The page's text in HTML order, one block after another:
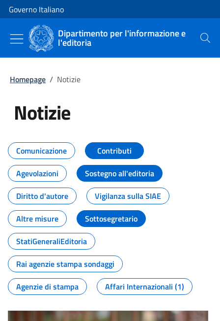
Vai al contenuto
Vai alla navigazione del sito
Governo Italiano
Dipartimento per l'informazione e
l'editoria Cerca
Homepage / Notizie
Notizie
Tutti i contenuti della pagina
Comunicazione
Contributi
Agevolazioni
Sostegno all'editoria
Diritto d'autore
Vigilanza sulla SIAE
Altre misure
Sottosegretario
StatiGeneraliEditoria
Rai agenzie stampa sondaggi
Agenzie di stampa
Affari Internazionali (1)